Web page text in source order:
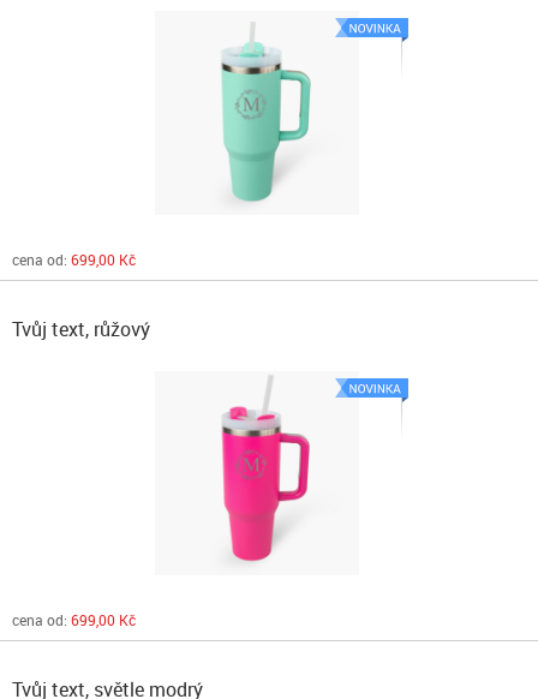
cena od: 699,00 Kč
Tvůj text, růžový
cena od: 699,00 Kč
Tvůj text, světle modrý